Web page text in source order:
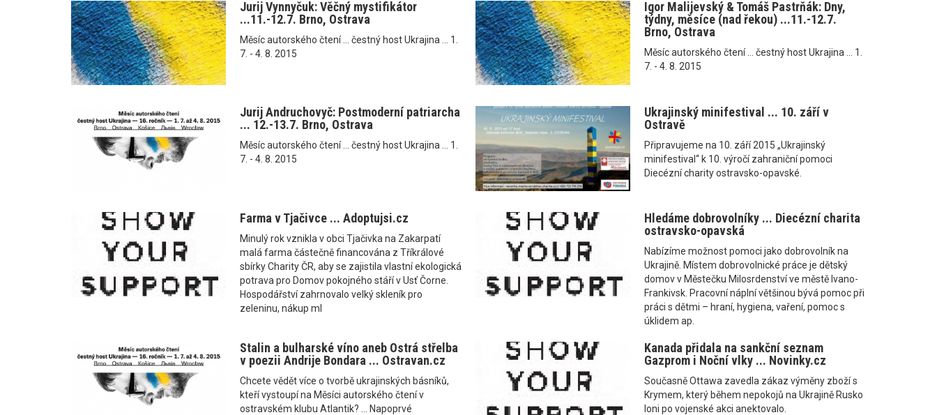
Jurij Vynnyčuk: Věčný mystifikátor
...11.-12.7. Brno, Ostrava
Měsíc autorského čtení ... čestný host Ukrajina ... 1.
7. - 4. 8. 2015
Igor Malijevský & Tomáš Pastrňák: Dny,
týdny, měsíce (nad řekou) ...11.-12.7.
Brno, Ostrava
Měsíc autorského čtení ... čestný host Ukrajina ... 1.
7. - 4. 8. 2015
Jurij Andruchovyč: Postmoderní patriarcha
... 12.-13.7. Brno, Ostrava
Měsíc autorského čtení ... čestný host Ukrajina ... 1.
7. - 4. 8. 2015
Ukrajinský minifestival ... 10. září v
Ostravě
Připravujeme na 10. září 2015 „Ukrajinský
minifestival“ k 10. výročí zahraniční pomoci
Diecézní charity ostravsko-opavské.
Farma v Tjačivce ... Adoptujsi.cz
Minulý rok vznikla v obci Tjačivka na Zakarpatí
malá farma částečně financována z Tříkrálové
sbírky Charity ČR, aby se zajistila vlastní ekologická
potrava pro Domov pokojného stáří v Usť Čorne.
Hospodářství zahrnovalo velký skleník pro
zeleninu, nákup ml
Hledáme dobrovolníky ... Diecézní charita
ostravsko-opavská
Nabízíme možnost pomoci jako dobrovolník na
Ukrajině. Místem dobrovolnické práce je dětský
domov v Městečku Milosrdenství ve městě Ivano-
Frankivsk. Pracovní náplní většinou bývá pomoc při
práci s dětmi – hraní, hygiena, vaření, pomoc s
úklidem ap.
Stalin a bulharské víno aneb Ostrá střelba
v poezii Andrije Bondara ... Ostravan.cz
Chcete vědět více o tvorbě ukrajinských básníků,
kteří vystoupí na Měsíci autorského čtení v
ostravském klubu Atlantik? ... Napoprvé
Kanada přidala na sankční seznam
Gazprom i Noční vlky ... Novinky.cz
Současně Ottawa zavedla zákaz výměny zboží s
Krymem, který během nepokojů na Ukrajině Rusko
loni po vojenské akci anektovalo.